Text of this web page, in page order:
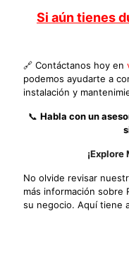
Si aún tienes
🔗 Contáctanos hoy en
podemos ayudarte a
instalación y
📞 Habla con un
¡Explore
No olvide revisar
más información sobre
su negocio. Aquí tiene